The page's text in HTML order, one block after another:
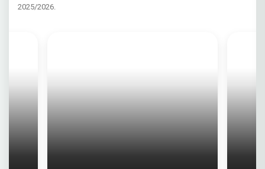
2025/2026.